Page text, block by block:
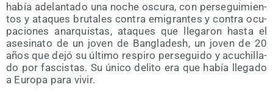
había ade­lan­ta­do una noche oscu­ra, con per­se­gui­mien­
tos y ata­ques bru­ta­les con­tra emi­gran­tes y con­tra ocu­
pa­cio­nes anar­quis­tas, ata­ques que lle­ga­ron has­ta el
ase­si­na­to de un joven de Ban­gla­desh, un joven de 20
años que dejó su últi­mo res­pi­ro per­se­gui­do y acu­chi­lla­
do por fas­cis­tas. Su úni­co deli­to era que había lle­ga­do
a Euro­pa para vivir.